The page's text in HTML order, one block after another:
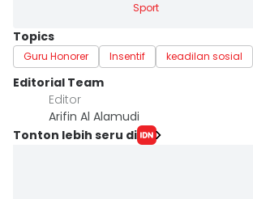
Sport
Topics
Guru Honorer Insentif keadilan sosial
Editorial Team
Editor
Arifin Al Alamudi
Tonton lebih seru di